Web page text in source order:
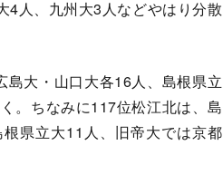
4人、九州大3人などやはり分散
大・山口大各16人、島根県立
。ちなみに117位松江北は、島
県立大11人、旧帝大では京都